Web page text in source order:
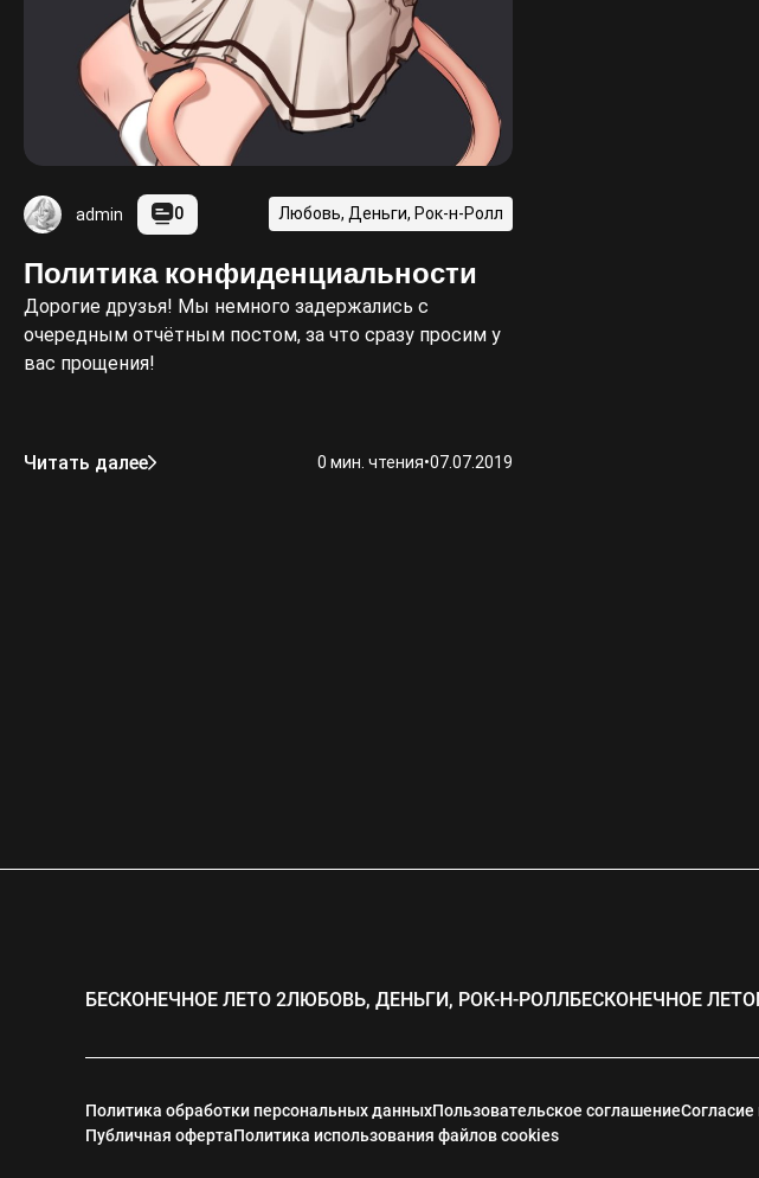
admin 0 Любовь, Деньги, Рок-н-Ролл
Политика конфиденциальности
Дорогие друзья! Мы немного задержались с
очередным отчётным постом, за что сразу просим у
вас прощения!
Читать далее 0 мин. чтения•07.07.2019
БЕСКОНЕЧНОЕ ЛЕТО 2ЛЮБОВЬ, ДЕНЬГИ, РОК-Н-РОЛЛБЕСКОНЕЧНОЕ ЛЕТО
Политика обработки персональных данныхПользовательское соглашение
Публичная офертаПолитика использования файлов cookies